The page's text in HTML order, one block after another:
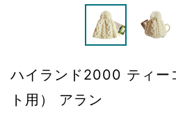
ハイランド2000 ティー
ト用） アラン